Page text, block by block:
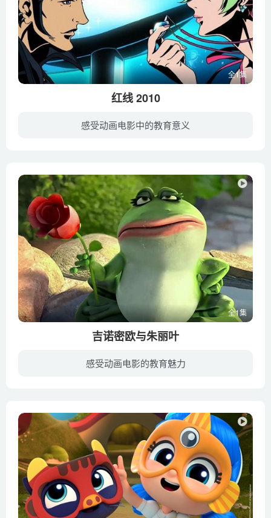
全1集
红线 2010
感受动画电影中的教育意义
全1集
吉诺密欧与朱丽叶
感受动画电影的教育魅力